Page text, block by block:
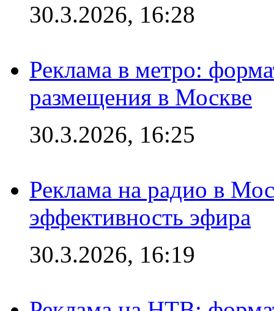
30.3.2026, 16:28
Реклама в метро:
размещения в Москве
30.3.2026, 16:25
Реклама на радио в
эффективность эфира
30.3.2026, 16:19